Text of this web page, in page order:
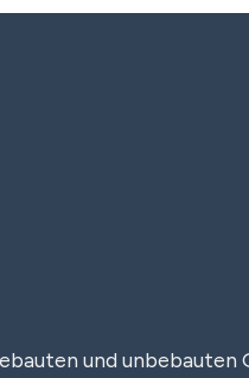
und unbebauten